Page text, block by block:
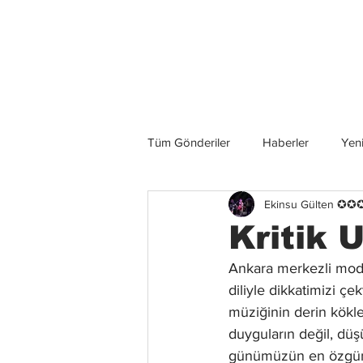
Tüm Gönderiler Haberler
Grup İncelemeleri Konserler
Kritik
Ekinsu Gülten
Ankara merkezli
diliyle dikkatimizi
müziğinin derin
duyguların değil,
günümüzün en